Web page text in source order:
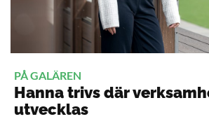
PÅ GALÄREN
Hanna trivs där
utvecklas